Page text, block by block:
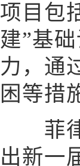
项目包
建”基
力，通
困等措
菲律
出新一